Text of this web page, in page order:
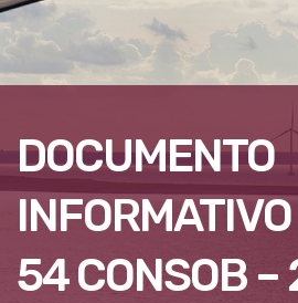
DOCUMENTO
54 CONSOB –